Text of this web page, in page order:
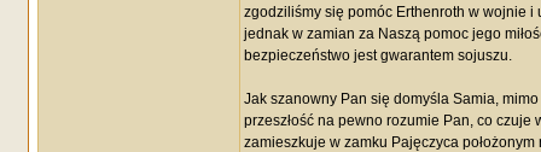
zgodziliśmy się pomóc Erthenroth w wojnie i
jednak w zamian za Naszą pomoc jego
bezpieczeństwo jest gwarantem sojuszu.
Jak szanowny Pan się domyśla Samia,
przeszłość na pewno rozumie Pan, co
zamieszkuje w zamku Pajęczyca